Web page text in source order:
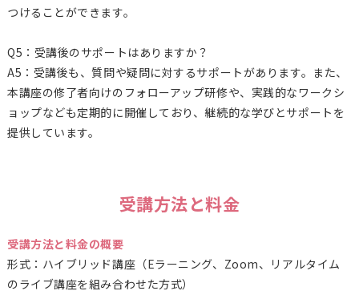
つけることができます。
Q5：受講後のサポートはありますか？
A5：受講後も、質問や疑問に対するサポートがあります。また、
本講座の修了者向けのフォローアップ研修や、実践的なワークシ
ョップなども定期的に開催しており、継続的な学びとサポートを
提供しています。
受講方法と料金
受講方法と料金の概要
形式：ハイブリッド講座（Eラーニング、Zoom、リアルタイム
のライブ講座を組み合わせた方式）